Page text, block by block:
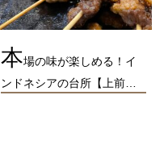
本場の味が楽しめる！イ
ンドネシアの台所【上前…